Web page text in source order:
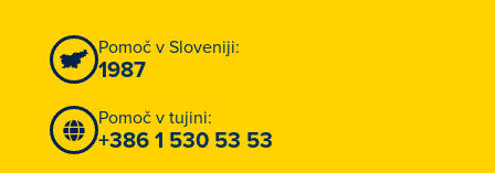
Pomoč v Sloveniji:
1987
Pomoč v tujini:
+386 1 530 53 53